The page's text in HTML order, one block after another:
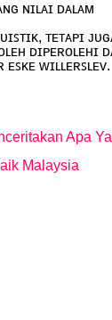
ɴɪʟᴀɪ ᴅᴀʟᴀᴍ
ᴛᴇᴛᴀᴘɪ
ᴅɪᴘᴇʀᴏʟᴇʜɪ
ᴡɪʟʟᴇʀꜱʟᴇᴠ.
Apa
Malaysia